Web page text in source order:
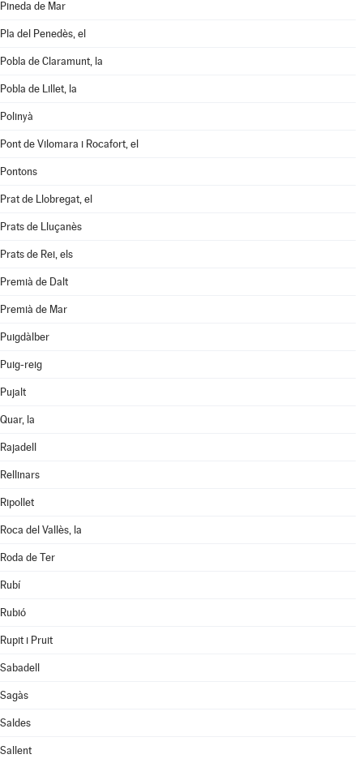
Pineda de Mar
Pla del Penedès, el
Pobla de Claramunt, la
Pobla de Lillet, la
Polinyà
Pont de Vilomara i Rocafort, el
Pontons
Prat de Llobregat, el
Prats de Lluçanès
Prats de Rei, els
Premià de Dalt
Premià de Mar
Puigdàlber
Puig-reig
Pujalt
Quar, la
Rajadell
Rellinars
Ripollet
Roca del Vallès, la
Roda de Ter
Rubí
Rubió
Rupit i Pruit
Sabadell
Sagàs
Saldes
Sallent